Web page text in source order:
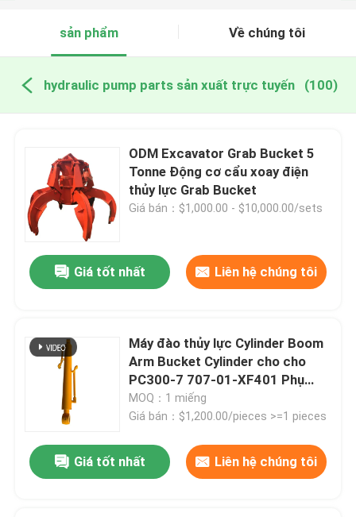
sản phẩm Về chúng tôi
hydraulic pump parts sản xuất trực tuyến (100)
ODM Excavator Grab Bucket 5
Tonne Động cơ cẩu xoay điện
thủy lực Grab Bucket
Giá bán：$1,000.00 - $10,000.00/sets
Giá tốt nhất Liên hệ chúng tôi
Máy đào thủy lực Cylinder Boom
Arm Bucket Cylinder cho cho
PC300-7 707-01-XF401 Phụ
tùng
MOQ：1 miếng
Giá bán：$1,200.00/pieces >=1 pieces
Giá tốt nhất Liên hệ chúng tôi